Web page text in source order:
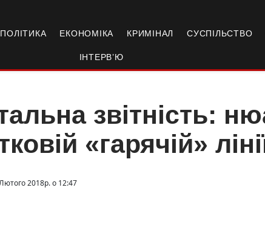
ПОЛІТИКА ЕКОНОМІКА КРИМІНАЛ СУСПІЛЬСТВО
ІНТЕРВ’Ю
звітність:
«гарячій»
2018р. о 12:47